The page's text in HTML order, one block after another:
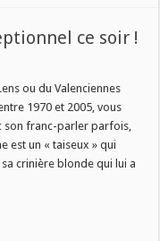
ce soir !
ou du Valenciennes
1970 et 2005, vous
son franc-parler parfois,
est un « taiseux » qui
crinière blonde qui lui a